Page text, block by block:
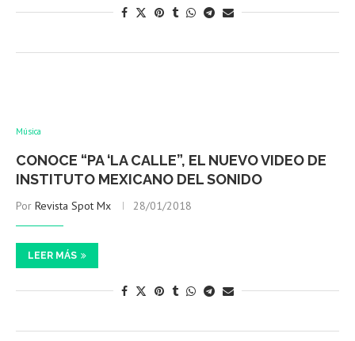
Música
CONOCE “PA ‘LA CALLE”, EL NUEVO VIDEO DE
INSTITUTO MEXICANO DEL SONIDO
Por Revista Spot Mx 28/01/2018
LEER MÁS